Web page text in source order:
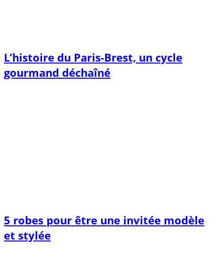
L’histoire du Paris-Brest, un cycle
gourmand déchaîné
5 robes pour être une invitée modèle
et stylée